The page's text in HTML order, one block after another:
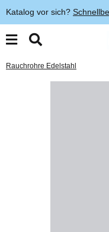
Katalog vor sich?
Rauchrohre Edelstahl